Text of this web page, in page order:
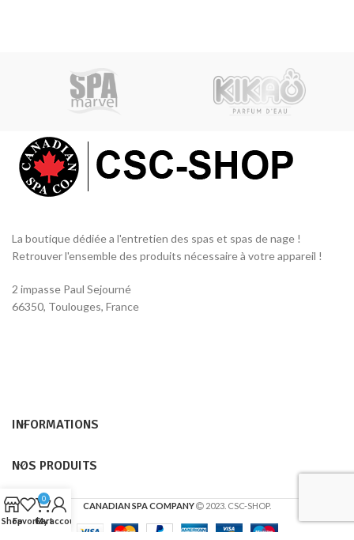
La boutique dédiée a l'entretien des spas et spas de nage !
Retrouver l'ensemble des produits nécessaire à votre appareil !
2 impasse Paul Sejourné
66350, Toulouges, France
INFORMATIONS
NOS PRODUITS
CANADIAN SPA COMPANY
2023. CSC-SHOP.
ShopFavoris
0
Cart
My account